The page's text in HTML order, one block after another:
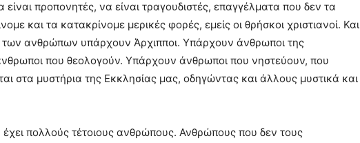
είναι προπονητές, να είναι τραγουδιστές, επαγγέλματα που δεν τα
και τα κατακρίνομε μερικές φορές, εμείς οι θρήσκοι χριστιανοί. Και
των ανθρώπων υπάρχουν Άρχιπποι. Υπάρχουν άνθρωποι της
που θεολογούν. Υπάρχουν άνθρωποι που νηστεύουν, που
στα μυστήρια της Εκκλησίας μας, οδηγώντας και άλλους μυστικά και
πολλούς τέτοιους ανθρώπους. Ανθρώπους που δεν τους